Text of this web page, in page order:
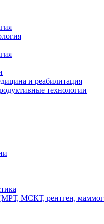
и реабилитация
технологии
(МРТ, МСКТ, рентген,